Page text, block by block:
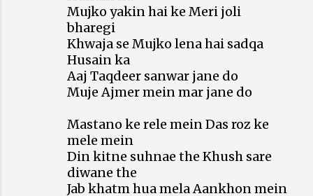
Mujko yakin hai ke Meri joli
bharegi
Khwaja se Mujko lena hai sadqa
Husain ka
Aaj Taqdeer sanwar jane do
Muje Ajmer mein mar jane do
Mastano ke rele mein Das roz ke
mele mein
Din kitne suhnae the Khush sare
diwane the
Jab khatm hua mela Aankhon mein